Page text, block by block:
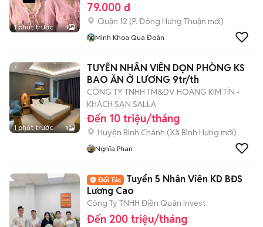
1 phút trước 1
79.000 đ
Quận 12 (P. Đông Hưng Thuận mới)
Minh Khoa Qua Đoàn
1 phút trước 1
TUYỂN NHÂN VIÊN DỌN PHÒNG KS
BAO ĂN Ở LƯƠNG 9tr/th
CÔNG TY TNHH TM&DV HOÀNG KIM TÍN -
KHÁCH SẠN SALLA
Đến 10 triệu/tháng
Huyện Bình Chánh (Xã Bình Hưng mới)
Nghĩa Phan
Tuyển 5 Nhân Viên KD BĐS
Lương Cao
Công Ty TNHH Điền Quân Invest
Đến 200 triệu/tháng